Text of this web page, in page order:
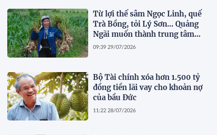
Từ lợi thế sâm Ngọc Linh, quế
Trà Bồng, tỏi Lý Sơn… Quảng
Ngãi muốn thành trung tâm
dược liệu
09:39 29/07/2026
Bộ Tài chính xóa hơn 1.500 tỷ
đồng tiền lãi vay cho khoản nợ
của bầu Đức
11:22 28/07/2026